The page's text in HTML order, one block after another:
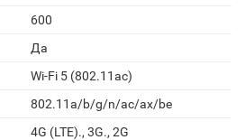
600
Да
Wi-Fi 5 (802.11ac)
802.11a/b/g/n/ac/ax/be
4G (LTE)., 3G., 2G